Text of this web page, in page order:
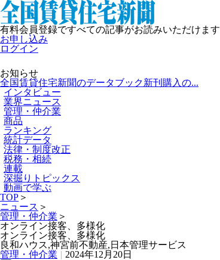
有料会員登録ですべての記事がお読みいただけます
お申し込み
ログイン
お知らせ
全国賃貸住宅新聞のデータブック新刊購入の...
インタビュー
業界ニュース
管理・仲介業
商品
ランキング
統計データ
法律・制度改正
税務・相続
連載
深掘りトピックス
動画で学ぶ
TOP ＞
ニュース ＞
管理・仲介業 ＞
オンライン接客、多様化
オンライン接客、多様化
良和ハウス,神宮前不動産,日本管理サービス
管理・仲介業 | 2024年12月20日